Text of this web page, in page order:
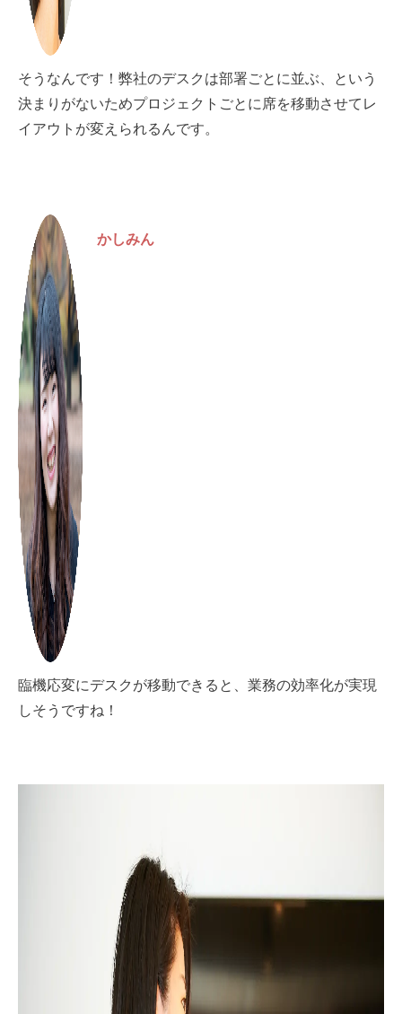
そうなんです！弊社のデスクは部署ごとに並ぶ、という
決まりがないためプロジェクトごとに席を移動させてレ
イアウトが変えられるんです。
かしみん
臨機応変にデスクが移動できると、業務の効率化が実現
しそうですね！